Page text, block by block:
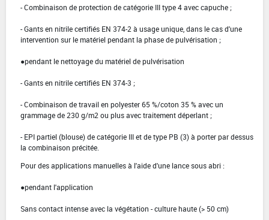
- Combinaison de protection de catégorie III type 4 avec capuche ;
- Gants en nitrile certifiés EN 374-2 à usage unique, dans le cas d'une
intervention sur le matériel pendant la phase de pulvérisation ;
●pendant le nettoyage du matériel de pulvérisation
- Gants en nitrile certifiés EN 374-3 ;
- Combinaison de travail en polyester 65 %/coton 35 % avec un
grammage de 230 g/m2 ou plus avec traitement déperlant ;
- EPI partiel (blouse) de catégorie III et de type PB (3) à porter par dessus
la combinaison précitée.
Pour des applications manuelles à l'aide d'une lance sous abri :
●pendant l'application
Sans contact intense avec la végétation - culture haute (> 50 cm)